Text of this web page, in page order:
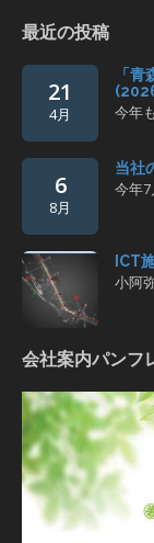
最近の投稿
21
4月
「
今年
6
8月
当社
今年
ICT
小阿
会社案内パンフ